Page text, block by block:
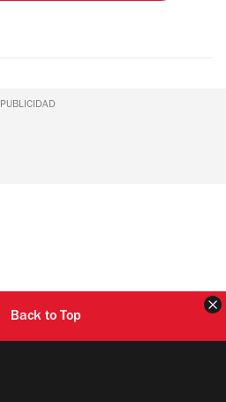
PUBLICIDAD
Back to Top